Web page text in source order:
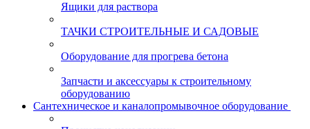
Ящики для раствора
ТАЧКИ СТРОИТЕЛЬНЫЕ И САДОВЫЕ
Оборудование для прогрева бетона
Запчасти и аксессуары к строительному
оборудованию
Сантехническое и каналопромывочное оборудование